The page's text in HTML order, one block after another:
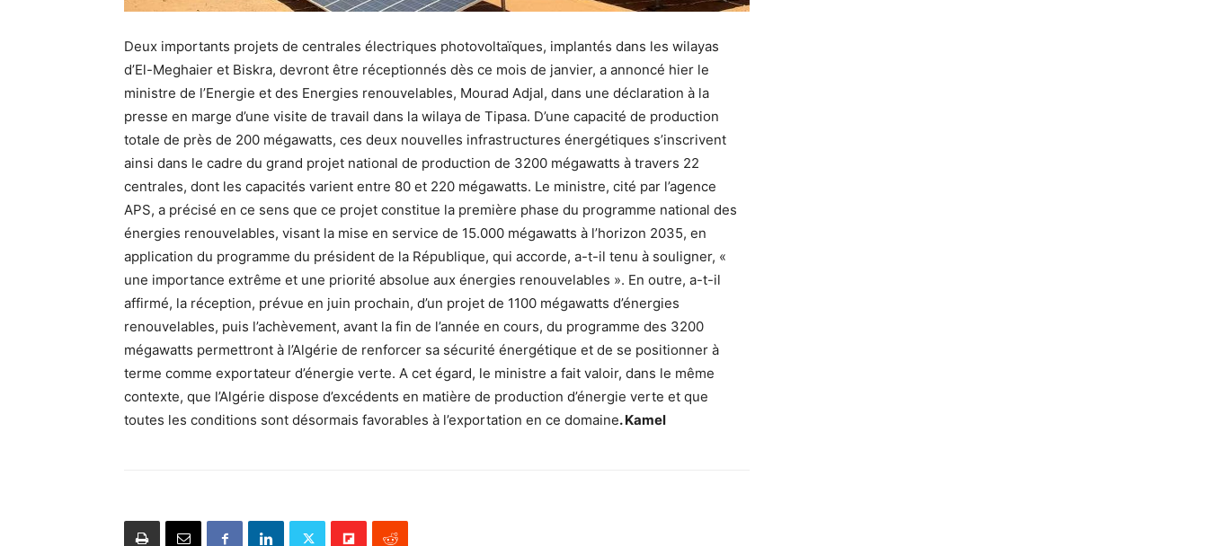
Deux importants projets de centrales électriques photovoltaïques, implantés dans les wilayas
d’El-Meghaier et Biskra, devront être réceptionnés dès ce mois de janvier, a annoncé hier le
ministre de l’Energie et des Energies renouvelables, Mourad Adjal, dans une déclaration à la
presse en marge d’une visite de travail dans la wilaya de Tipasa. D’une capacité de production
totale de près de 200 mégawatts, ces deux nouvelles infrastructures énergétiques s’inscrivent
ainsi dans le cadre du grand projet national de production de 3200 mégawatts à travers 22
centrales, dont les capacités varient entre 80 et 220 mégawatts. Le ministre, cité par l’agence
APS, a précisé en ce sens que ce projet constitue la première phase du programme national des
énergies renouvelables, visant la mise en service de 15.000 mégawatts à l’horizon 2035, en
application du programme du président de la République, qui accorde, a-t-il tenu à souligner, «
une importance extrême et une priorité absolue aux énergies renouvelables ». En outre, a-t-il
affirmé, la réception, prévue en juin prochain, d’un projet de 1100 mégawatts d’énergies
renouvelables, puis l’achèvement, avant la fin de l’année en cours, du programme des 3200
mégawatts permettront à l’Algérie de renforcer sa sécurité énergétique et de se positionner à
terme comme exportateur d’énergie verte. A cet égard, le ministre a fait valoir, dans le même
contexte, que l’Algérie dispose d’excédents en matière de production d’énergie verte et que
toutes les conditions sont désormais favorables à l’exportation en ce domaine. Kamel